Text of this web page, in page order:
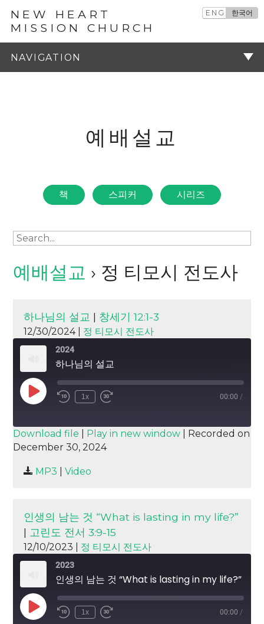
NEW HEART
MISSION CHURCH
ENG 한국어
예배설교
책 스피커 시리즈
예배설교 › 정 티모시 전도사
하나님의 설교 | 창세기 12:1-3
12/30/2024 | 정 티모시 전도사
2024
하나님의 설교
Play
Episode
1x 00:00 /
SUBSCRIBE SHARE
SHARE
LINK
Download file Play in new window
Recorded on
December 30, 2024
MP3 Video
인생의 남는 것 “What is lasting in my life?”
| 고린도 전서 3:9-15
12/10/2023 | 정 티모시 전도사
2023
인생의 남는 것 “What is lasting in my life?”
Play
Episode
1x 00:00 /